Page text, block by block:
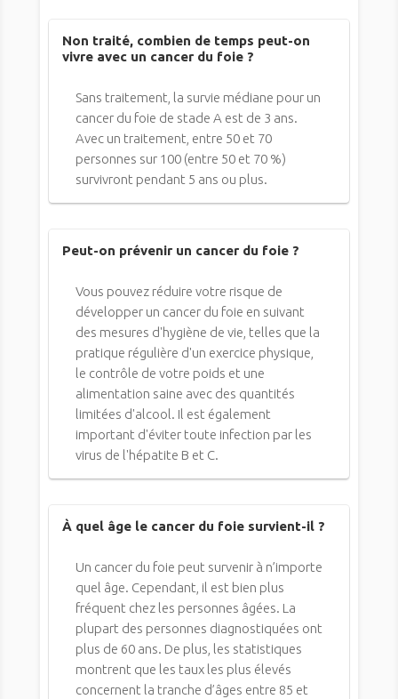
Non traité, combien de temps peut-on
vivre avec un cancer du foie ?
Sans traitement, la survie médiane pour un
cancer du foie de stade A est de 3 ans.
Avec un traitement, entre 50 et 70
personnes sur 100 (entre 50 et 70 %)
survivront pendant 5 ans ou plus.
Peut-on prévenir un cancer du foie ?
Vous pouvez réduire votre risque de
développer un cancer du foie en suivant
des mesures d'hygiène de vie, telles que la
pratique régulière d'un exercice physique,
le contrôle de votre poids et une
alimentation saine avec des quantités
limitées d'alcool. Il est également
important d'éviter toute infection par les
virus de l'hépatite B et C.
À quel âge le cancer du foie survient-il ?
Un cancer du foie peut survenir à n’importe
quel âge. Cependant, il est bien plus
fréquent chez les personnes âgées. La
plupart des personnes diagnostiquées ont
plus de 60 ans. De plus, les statistiques
montrent que les taux les plus élevés
concernent la tranche d’âges entre 85 et